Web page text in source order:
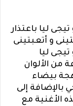
ليا باعتذار
و أتعبتينى
ليا
من الألوان
بيضاء
بالإضافة إلى
الأغنية مع